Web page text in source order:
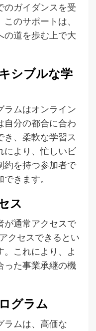
のガイダンスを受
のサポートは、
の道を歩む上で大
シブルな学
ラムはオンライン
自分の都合に合わ
き、柔軟な学習ス
により、忙しいビ
約を持つ参加者で
きます。
ス
が通常アクセスで
クセスできるとい
。これにより、よ
った事業承継の機
グラム
ラムは、高価な